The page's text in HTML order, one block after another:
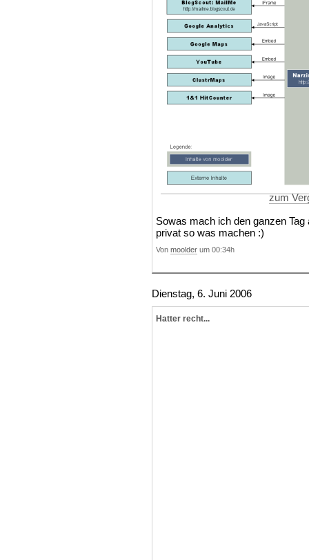
zum
Sowas mach ich den ganzen
privat so was machen :)
Von moolder um 00:34h
Dienstag, 6. Juni 2006
Hatter recht...